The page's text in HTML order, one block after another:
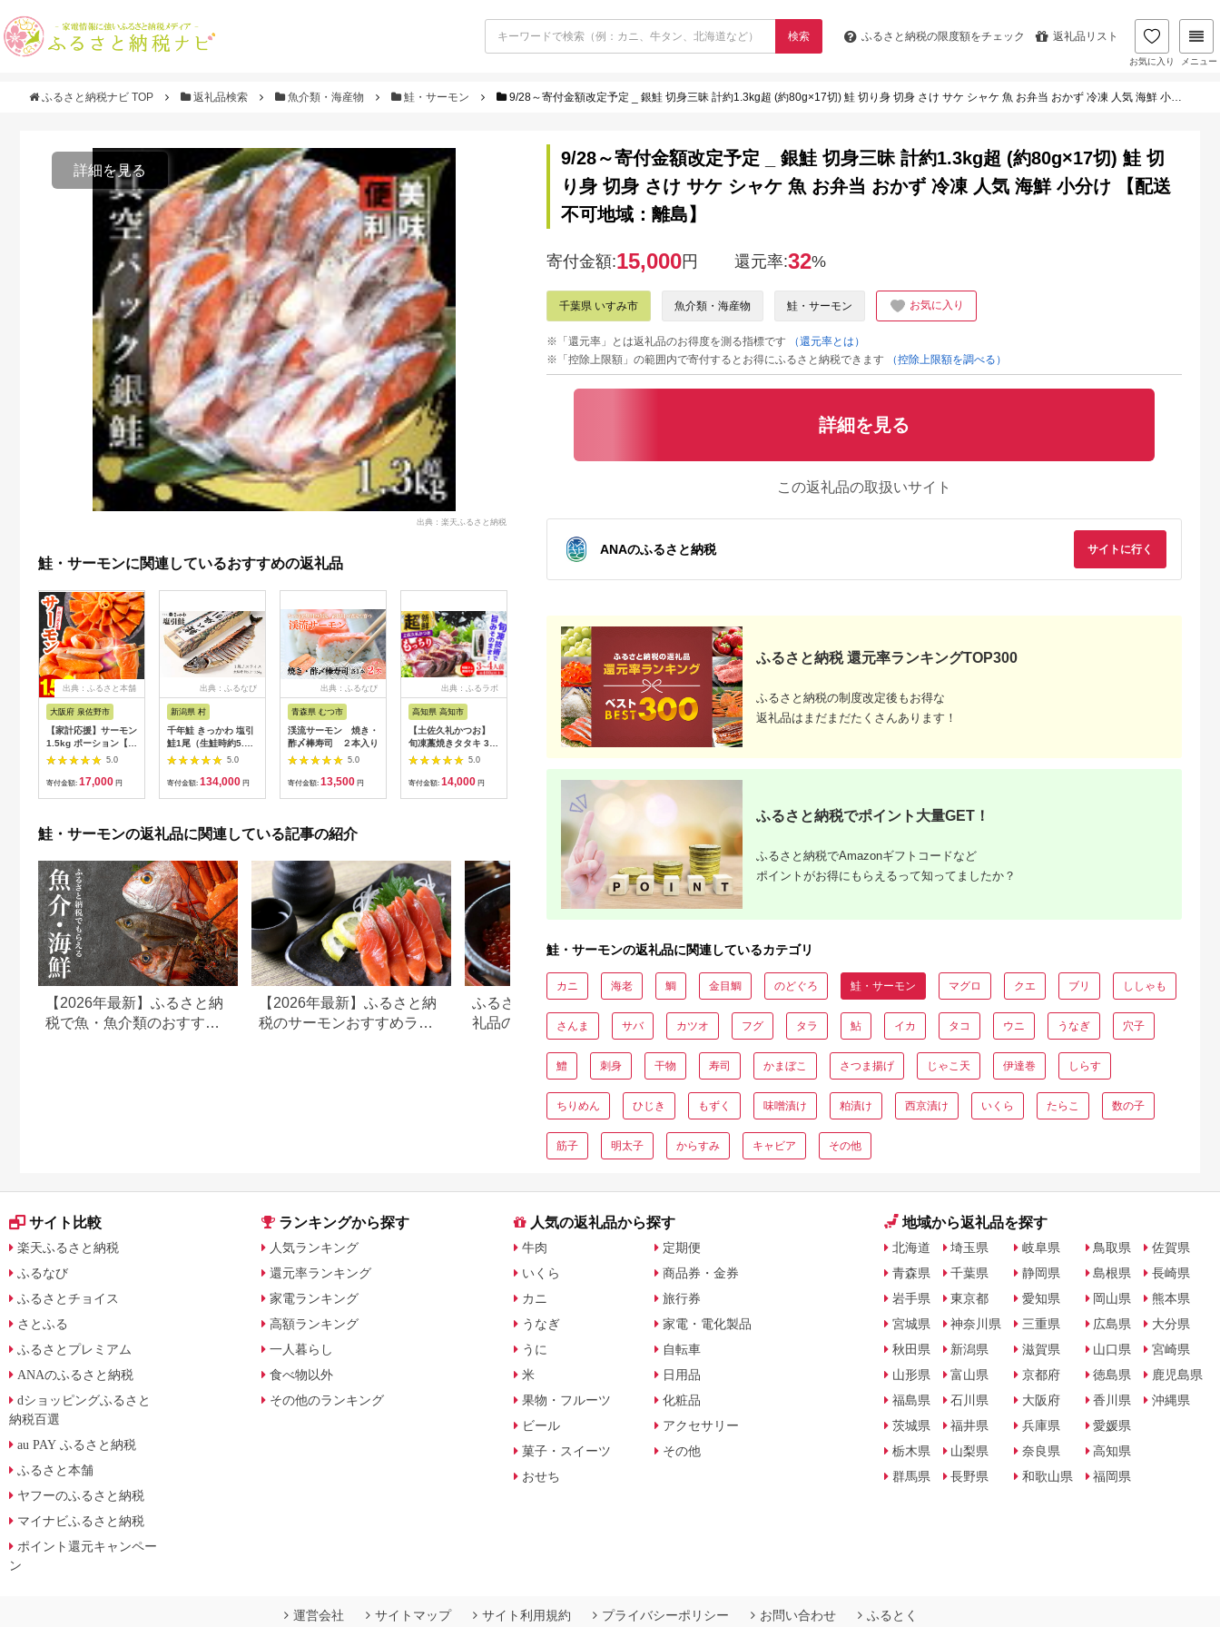
検索 ふるさと納税の限度額をチェック 返礼品リスト
お気に入り メニュー
ふるさと納税ナビ TOP 返礼品検索 魚介類・海産物 鮭・サーモン 9/28～寄付金額改定予定 _ 銀鮭 切身三昧 計約1.3kg超 (約80g×17切) 鮭 切り身 切身 さけ サケ シャケ 魚 お弁当 おかず 冷凍 人気 海鮮 小分け 【配送不可地域：離島】
詳細を見る
出典：楽天ふるさと納税
鮭・サーモンに関連しているおすすめの返礼品
出典：ふるさと本舗
大阪府 泉佐野市
【家計応援】サーモン
1.5kg ポーション【訳
あり サイズ不揃い 刺
身 海鮮丼 さーもん サ
ラダ カルパッチョ 鮭
5.0
寄付金額: 17,000 円
出典：ふるなび
新潟県 村
千年鮭 きっかわ 塩引
鮭1尾（生鮭時約5.2
～5.5kg）1034018
引
5.0
寄付金額: 134,000 円
出典：ふるなび
青森県 むつ市
渓流サーモン 焼き・
酢〆棒寿司 ２本入り
5.0
寄付金額: 13,500 円
出典：ふるラボ
高知県 高知市
【土佐久礼かつお】
旬凍藁焼きタタキ 3〜
4人前（約400g） / 高
知 土佐 久礼 かつお
カツオ 鰹 たたき タタ
5.0
寄付金額: 14,000 円
出典：楽天ふるさと納
税
宮城県 女川町
【ふるさと納税】養殖
銀鮭「銀王」刺身用サ
鮭 サーモン 銀鮭 銀王
刺身用 定塩 切身 海鮮
魚 美味しい 人気 送料
無料 【配送不可地
域：離島】
【1312833】
5.0
35,000
出典：ふるさとチョイ
ス
山梨県 山梨市
希少!ご当地サーモン
「富士の介」(刺
パックを冷凍便でお届
け【1460519】
5.0
13,000
新潟県
5.0
新潟県 新潟市
ク おつまみ ご飯のお
5.0
ンセット 山育ち サー
5.0
鮭・サーモンの返礼品に関連している記事の紹介
【2026年最新】ふるさと納
税で魚・魚介類のおすすめ
【2026年最新】ふるさと納
税のサーモンおすすめラン
ふるさと納税「魚介類」返
礼品の還元率ランキング！
切り身や詰め合わせ、定期
【47都道府県の特産品】ふ
るさと納税おすすめ特産
品！
9/28～寄付金額改定予定 _ 銀鮭 切身三昧 計約1.3kg超 (約80g×17切) 鮭 切
り身 切身 さけ サケ シャケ 魚 お弁当 おかず 冷凍 人気 海鮮 小分け 【配送
不可地域：離島】
寄付金額:15,000円 還元率:32%
千葉県 いすみ市 魚介類・海産物 鮭・サーモン お気に入り
※「還元率」とは返礼品のお得度を測る指標です
（還元率とは）
※「控除上限額」の範囲内で寄付するとお得にふるさと納税できます
（控除上限額を調べる）
詳細を見る
この返礼品の取扱いサイト
ANAのふるさと納税 サイトに行く
ふるさと納税 還元率ランキングTOP300
ふるさと納税の制度改定後もお得な
返礼品はまだまだたくさんあります！
ふるさと納税でポイント大量GET！
ふるさと納税でAmazonギフトコードなど
ポイントがお得にもらえるって知ってましたか？
鮭・サーモンの返礼品に関連しているカテゴリ
カニ 海老 鯛 金目鯛 のどぐろ 鮭・サーモン マグロ クエ ブリ ししゃも
さんま サバ カツオ フグ タラ 鮎 イカ タコ ウニ うなぎ 穴子
鱧 刺身 干物 寿司 かまぼこ さつま揚げ じゃこ天 伊達巻 しらす
ちりめん ひじき もずく 味噌漬け 粕漬け 西京漬け いくら たらこ 数の子
筋子 明太子 からすみ キャビア その他
サイト比較
楽天ふるさと納税
ふるなび
ふるさとチョイス
さとふる
ふるさとプレミアム
ANAのふるさと納税
dショッピングふるさと
納税百選
au PAY ふるさと納税
ふるさと本舗
ヤフーのふるさと納税
マイナビふるさと納税
ポイント還元キャンペー
ン
ランキングから探す
人気ランキング
還元率ランキング
家電ランキング
高額ランキング
一人暮らし
食べ物以外
その他のランキング
人気の返礼品から探す
牛肉
いくら
カニ
うなぎ
うに
米
果物・フルーツ
ビール
菓子・スイーツ
おせち
定期便
商品券・金券
旅行券
家電・電化製品
自転車
日用品
化粧品
アクセサリー
その他
地域から返礼品を探す
北海道
青森県
岩手県
宮城県
秋田県
山形県
福島県
茨城県
栃木県
群馬県
埼玉県
千葉県
東京都
神奈川県
新潟県
富山県
石川県
福井県
山梨県
長野県
岐阜県
静岡県
愛知県
三重県
滋賀県
京都府
大阪府
兵庫県
奈良県
和歌山県
鳥取県
島根県
岡山県
広島県
山口県
徳島県
香川県
愛媛県
高知県
福岡県
佐賀県
長崎県
熊本県
大分県
宮崎県
鹿児島県
沖縄県
運営会社 サイトマップ サイト利用規約 プライバシーポリシー お問い合わせ ふるとく